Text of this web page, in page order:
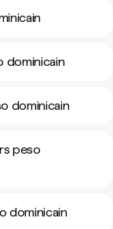
dominicain
dominicain
peso
dominicain